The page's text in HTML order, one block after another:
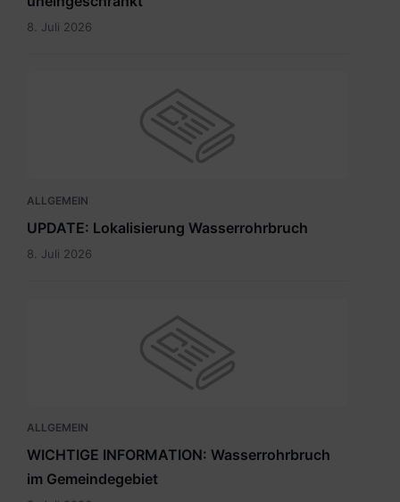
8. Juli 2026
ALLGEMEIN
UPDATE: Lokalisierung Wasserrohrbruch
8. Juli 2026
ALLGEMEIN
WICHTIGE INFORMATION: Wasserrohrbruch
im Gemeindegebiet